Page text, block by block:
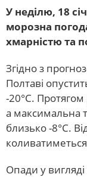
У неділю, 18
морозна
хмарністю та
Згідно з
Полтаві
-20°C. Протягом
а максимальна
близько -8°C.
коливатиметься
Опади у